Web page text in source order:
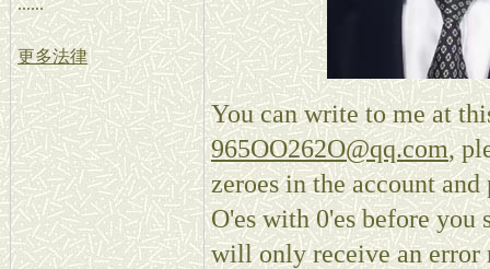
......
更多法律
You can write to me at
965OO262O@qq.com,
zeroes in the account
O'es with 0'es before you
will only receive an error